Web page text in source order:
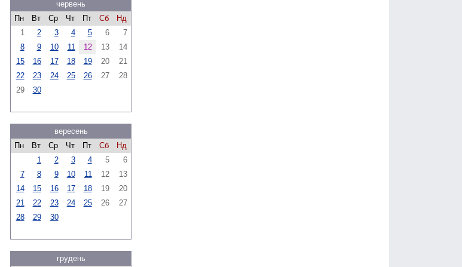
червень
Пн
Вт Ср Чт Пт Сб
Нд
1
2 3 4 5 6
7
8
9 10 11 12 13
14
15
16 17 18 19 20
21
22
23 24 25 26 27
28
29
30
вересень
Пн
Вт Ср Чт Пт Сб
Нд
1
2 3 4 5
6
7
8 9 10 11 12
13
14
15 16 17 18 19
20
21
22 23 24 25 26
27
28
29 30
грудень